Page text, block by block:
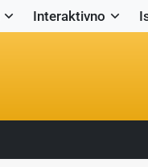
Interaktivno